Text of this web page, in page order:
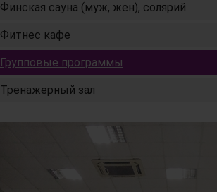
Финская сауна (муж, жен), солярий
Фитнес кафе
Групповые программы
Тренажерный зал